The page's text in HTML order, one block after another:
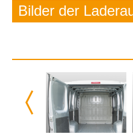
Bilder der